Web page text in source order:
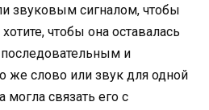
звуковым сигналом, чтобы
чтобы она оставалась
и
же слово или звук для одной
связать его с